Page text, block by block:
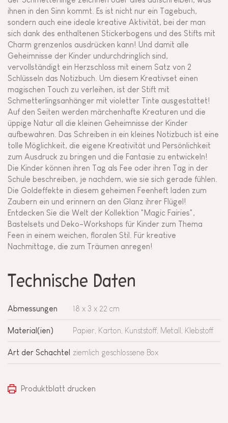
ihnen in den Sinn kommt. Es ist nicht nur ein Tagebuch,
sondern auch eine ideale kreative Aktivität, bei der man
sich dank des enthaltenen Stickerbogens und des Stifts mit
Charm grenzenlos ausdrücken kann! Und damit alle
Geheimnisse der Kinder undurchdringlich sind,
vervollständigt ein Herzschloss mit einem Satz von 2
Schlüsseln das Notizbuch. Um diesem Kreativset einen
magischen Touch zu verleihen, ist der Stift mit
Schmetterlingsanhänger mit violetter Tinte ausgestattet!
Auf den Seiten werden märchenhafte Kreaturen und die
üppige Natur all die kleinen Geheimnisse der Kinder
aufbewahren. Das Schreiben in ein kleines Notizbuch ist eine
tolle Möglichkeit, die eigene Kreativität und Persönlichkeit
zum Ausdruck zu bringen und die Fantasie zu entwickeln!
Die Kinder können ihren Tag als Fee oder ihren Tag in der
Schule beschreiben, je nachdem, wie sie sich gerade fühlen.
Die Goldeffekte in diesem geheimen Feenheft laden zum
Zaubern ein und erinnern an den Glanz ihrer Flügel!
Entdecken Sie die Welt der Kollektion "Magic Fairies",
Bastelsets und Deko-Workshops für Kinder zum Thema
Feen in einem weichen, floralen Stil. Für kreative
Nachmittage, die zum Träumen anregen!
Technische Daten
Abmessungen 18 x 3 x 22 cm
Material(ien) Papier, Karton, Kunststoff, Metall, Klebstoff
Art der Schachtel ziemlich geschlossene Box
Produktblatt drucken